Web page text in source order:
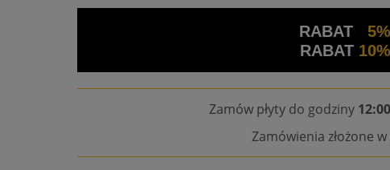
RABAT 5%
RABAT 10%
Zamów płyty do godziny 12:00
Zamówienia złożone